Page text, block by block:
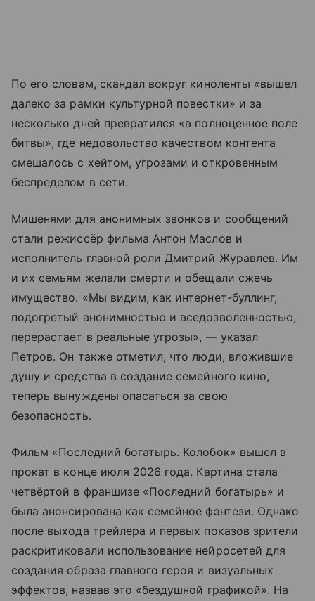
По его словам, скандал вокруг киноленты «вышел
далеко за рамки культурной повестки» и за
несколько дней превратился «в полноценное поле
битвы», где недовольство качеством контента
смешалось с хейтом, угрозами и откровенным
беспределом в сети.
Мишенями для анонимных звонков и сообщений
стали режиссёр фильма Антон Маслов и
исполнитель главной роли Дмитрий Журавлев. Им
и их семьям желали смерти и обещали сжечь
имущество. «Мы видим, как интернет-буллинг,
подогретый анонимностью и вседозволенностью,
перерастает в реальные угрозы», — указал
Петров. Он также отметил, что люди, вложившие
душу и средства в создание семейного кино,
теперь вынуждены опасаться за свою
безопасность.
Фильм «Последний богатырь. Колобок» вышел в
прокат в конце июля 2026 года. Картина стала
четвёртой в франшизе «Последний богатырь» и
была анонсирована как семейное фэнтези. Однако
после выхода трейлера и первых показов зрители
раскритиковали использование нейросетей для
создания образа главного героя и визуальных
эффектов, назвав это «бездушной графикой». На